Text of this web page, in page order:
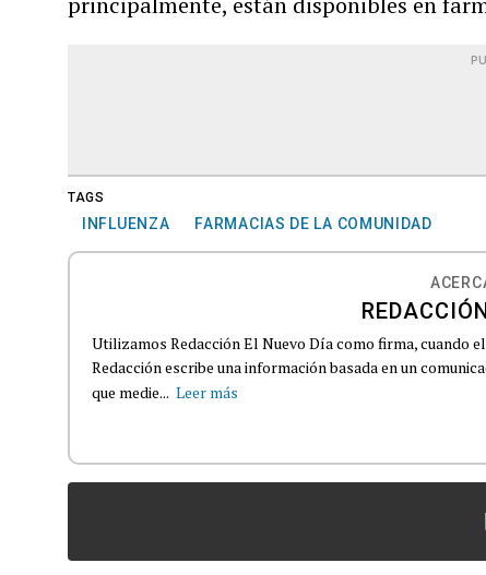
TAGS
INFLUENZA FARMACIAS DE LA COMUNIDAD
Utilizamos Redacción El Nuevo Día como firma, cuando
Redacción escribe una información basada en un
que medie... Leer más